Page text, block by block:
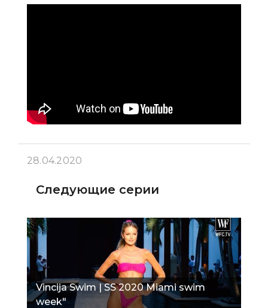
28.04.2020
Следующие серии
Vincija Swim | SS 2020 Miami swim
week"